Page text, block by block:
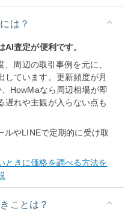
は？
査定が便利です。
周辺の取引事例を元に、
しています。更新頻度が月
HowMaなら周辺相場が即
遅れや主観が入らない点も
ルやLINEで定期的に受け取
ときに価格を調べる方法を
ことは？